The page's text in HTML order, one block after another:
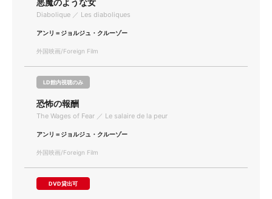
悪魔のような女
Diabolique ／ Les diaboliques
アンリ＝ジョルジュ・クルーゾー
外国映画/Foreign Film
LD館内視聴のみ
恐怖の報酬
The Wages of Fear ／ Le salaire de la peur
アンリ＝ジョルジュ・クルーゾー
外国映画/Foreign Film
DVD貸出可